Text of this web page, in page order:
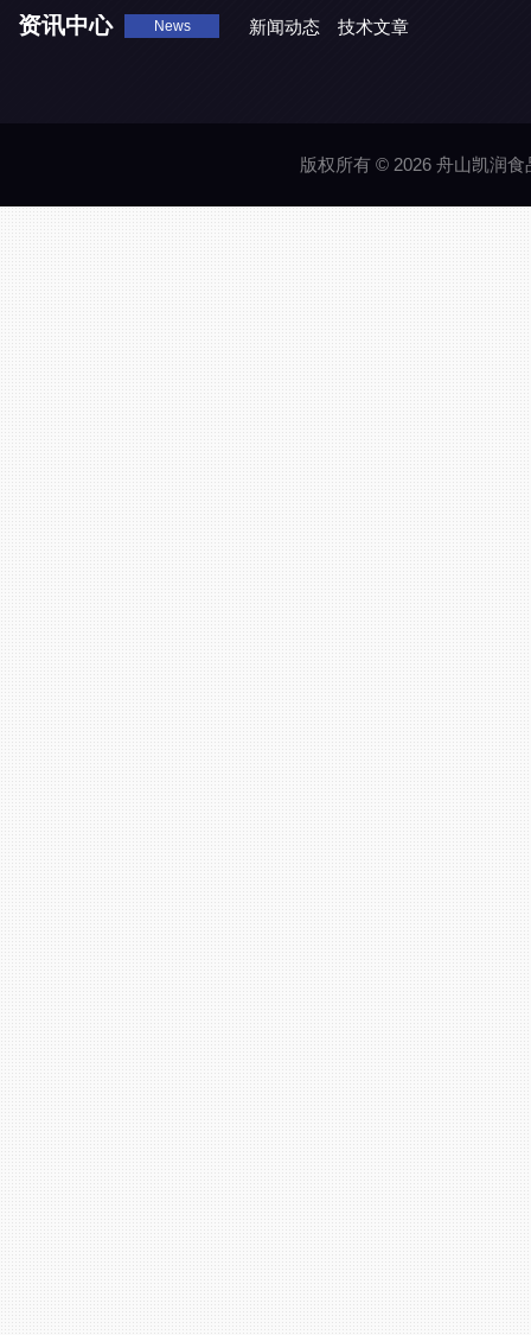
资讯中心 News 新闻动态 技术文章
版权所有 © 2026 舟山凯润